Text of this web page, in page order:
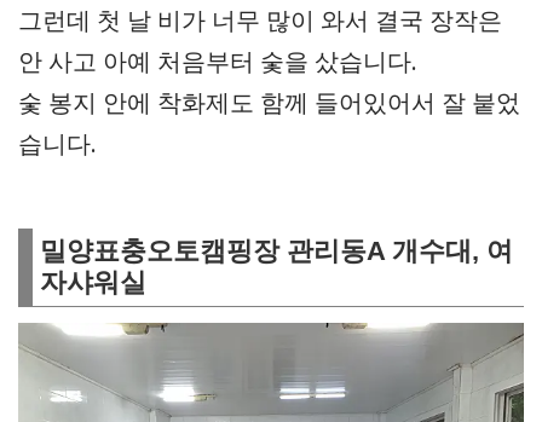
그런데 첫 날 비가 너무 많이 와서 결국 장작은
안 사고 아예 처음부터 숯을 샀습니다.
숯 봉지 안에 착화제도 함께 들어있어서 잘 붙었
습니다.
밀양표충오토캠핑장 관리동A 개수대, 여
자샤워실